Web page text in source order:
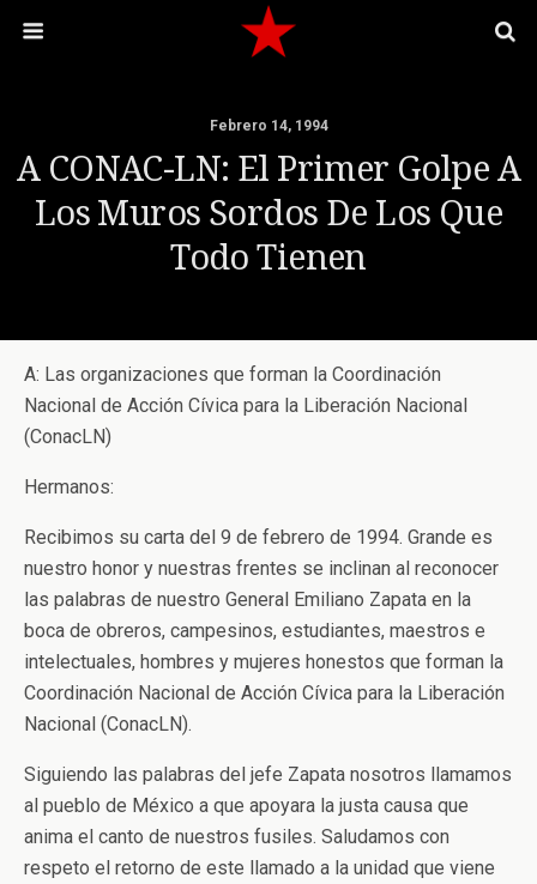
Febrero 14, 1994
A CONAC-LN: El Primer Golpe A
Los Muros Sordos De Los Que
Todo Tienen
A: Las organizaciones que forman la Coordinación
Nacional de Acción Cívica para la Liberación Nacional
(ConacLN)
Hermanos:
Recibimos su carta del 9 de febrero de 1994. Grande es
nuestro honor y nuestras frentes se inclinan al reconocer
las palabras de nuestro General Emiliano Zapata en la
boca de obreros, campesinos, estudiantes, maestros e
intelectuales, hombres y mujeres honestos que forman la
Coordinación Nacional de Acción Cívica para la Liberación
Nacional (ConacLN).
Siguiendo las palabras del jefe Zapata nosotros llamamos
al pueblo de México a que apoyara la justa causa que
anima el canto de nuestros fusiles. Saludamos con
respeto el retorno de este llamado a la unidad que viene